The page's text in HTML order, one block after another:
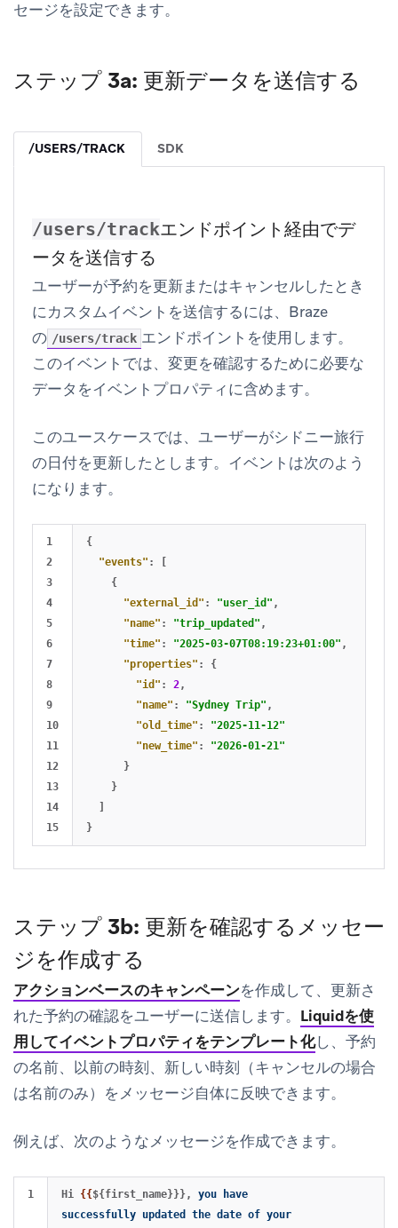
セージを設定できます。
ステップ 3a: 更新データを送信する
/USERS/TRACK SDK
/users/trackエンドポイント経由でデ
ータを送信する
ユーザーが予約を更新またはキャンセルしたとき
にカスタムイベントを送信するには、Braze
の /users/track エンドポイントを使用します。
このイベントでは、変更を確認するために必要な
データをイベントプロパティに含めます。
このユースケースでは、ユーザーがシドニー旅行
の日付を更新したとします。イベントは次のよう
になります。
1
2
3
4
5
6
7
8
9
10
11
12
13
14
{
"events" :
{
"external_id" : "user_id" ,
"name" : "trip_updated" ,
"time" : "2025-03-07T08:19:23+01:00" ,
"properties" :
{
"id" : 2,
"name" : "Sydney Trip" ,
"old_time" :
"2025-11-12"
"new_time" :
"2026-01-21"
}
}
}
ステップ 3b: 更新を確認するメッセー
ジを作成する
アクションベースのキャンペーンを作成して、更新さ
れた予約の確認をユーザーに送信します。 Liquidを使
用してイベントプロパティをテンプレート化し、予約
の名前、以前の時刻、新しい時刻（キャンセルの場合
は名前のみ）をメッセージ自体に反映できます。
例えば、次のようなメッセージを作成できます。
Hi {{ ${first_name}}}, you
have
successfully updated the date of your